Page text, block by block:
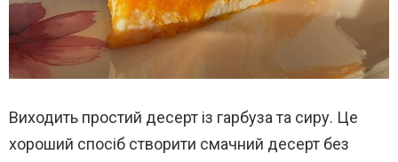
Виходить простий десерт із гарбуза та сиру. Це
хороший спосіб створити смачний десерт без